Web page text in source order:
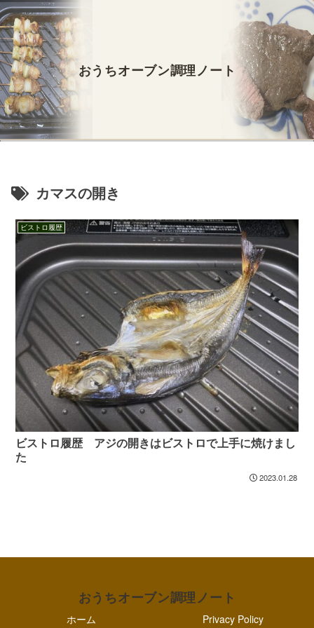
おうちオーブン調理ノート
カマスの開き
ビストロ履歴
ビストロ履歴 アジの開きはビストロで上手に焼けまし
た
2023.01.28
おうちオーブン調理ノート
ホーム Privacy Policy